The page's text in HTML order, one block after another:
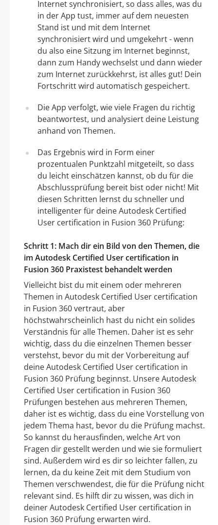
Internet synchronisiert, so dass alles, was du
in der App tust, immer auf dem neuesten
Stand ist und mit dem Internet
synchronisiert wird und umgekehrt - wenn
du also eine Sitzung im Internet beginnst,
dann zum Handy wechselst und dann wieder
zum Internet zurückkehrst, ist alles gut! Dein
Fortschritt wird automatisch gespeichert.
Die App verfolgt, wie viele Fragen du richtig
beantwortest, und analysiert deine Leistung
anhand von Themen.
Das Ergebnis wird in Form einer
prozentualen Punktzahl mitgeteilt, so dass
du leicht einschätzen kannst, ob du für die
Abschlussprüfung bereit bist oder nicht! Mit
diesen Schritten lernst du schneller und
intelligenter für deine Autodesk Certified
User certification in Fusion 360 Prüfung:
Schritt 1: Mach dir ein Bild von den Themen, die
im Autodesk Certified User certification in
Fusion 360 Praxistest behandelt werden
Vielleicht bist du mit einem oder mehreren
Themen in Autodesk Certified User certification
in Fusion 360 vertraut, aber
höchstwahrscheinlich hast du nicht ein solides
Verständnis für alle Themen. Daher ist es sehr
wichtig, dass du die einzelnen Themen besser
verstehst, bevor du mit der Vorbereitung auf
deine Autodesk Certified User certification in
Fusion 360 Prüfung beginnst. Unsere Autodesk
Certified User certification in Fusion 360
Prüfungen bestehen aus mehreren Themen,
daher ist es wichtig, dass du eine Vorstellung von
jedem Thema hast, bevor du die Prüfung machst.
So kannst du herausfinden, welche Art von
Fragen dir gestellt werden und wie sie formuliert
sind. Außerdem wird es dir so leichter fallen, zu
lernen, da du keine Zeit mit dem Studium von
Themen verschwendest, die für die Prüfung nicht
relevant sind. Es hilft dir zu wissen, was dich in
deiner Autodesk Certified User certification in
Fusion 360 Prüfung erwarten wird.